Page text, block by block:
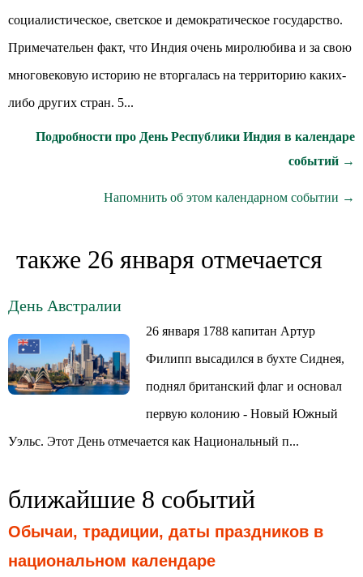
социалистическое, светское и демократическое государство.
Примечательен факт, что Индия очень миролюбива и за свою
многовековую историю не вторгалась на территорию каких-
либо других стран. 5...
Подробности про День Республики Индия в календаре
событий →
Напомнить об этом календарном событии →
также 26 января отмечается
День Австралии
26 января 1788 капитан Артур
Филипп высадился в бухте Сиднея,
поднял британский флаг и основал
первую колонию - Новый Южный
Уэльс. Этот День отмечается как Национальный п...
ближайшие 8 событий
Обычаи, традиции, даты праздников в
национальном календаре